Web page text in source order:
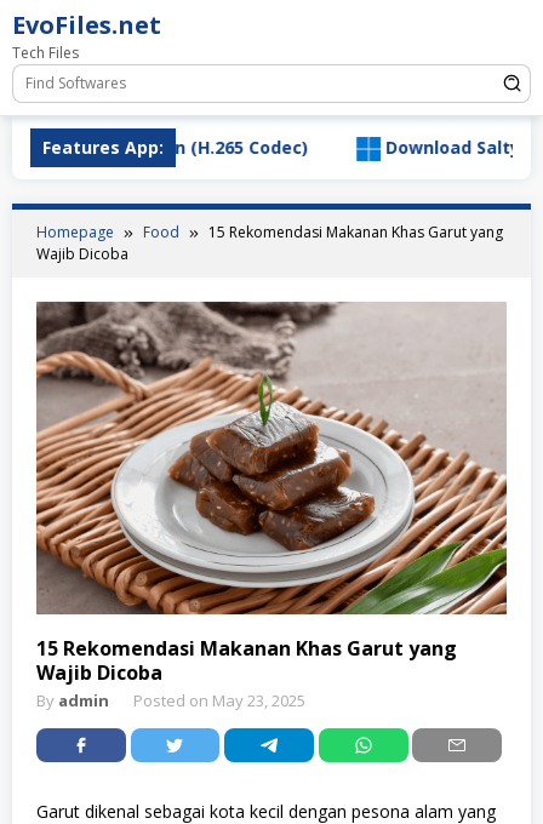
Skip
to
content
EvoFiles.net
Tech Files
Features App:
Extension (H.265 Codec) Download
Homepage Food
15 Rekomendasi Makanan Khas Garut yang
Wajib Dicoba
15 Rekomendasi Makanan Khas Garut yang
Wajib Dicoba
By admin Posted on May 23, 2025
Garut dikenal sebagai kota kecil dengan pesona alam yang